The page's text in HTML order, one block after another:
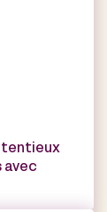
avec